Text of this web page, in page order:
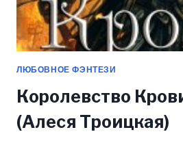
ЛЮБОВНОЕ ФЭНТЕЗИ
Королевство
(Алеся Троицкая)